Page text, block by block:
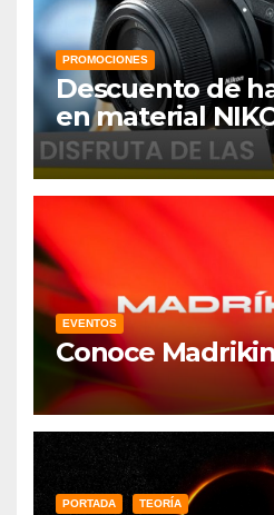
PROMOCIONES
Descuento de
en material
EVENTOS
Conoce
PORTADA TEORÍA